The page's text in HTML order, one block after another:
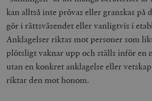
kan alltså inte prövas eller granskas på
gör i rättsväsendet eller vanligtvis i
Anklagelser riktas mot personer som
plötsligt vaknar upp och ställs inför en
utan en konkret anklagelse eller
riktar den mot honom.